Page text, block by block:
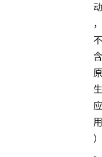
动
，
不
含
原
生
应
用
）
。